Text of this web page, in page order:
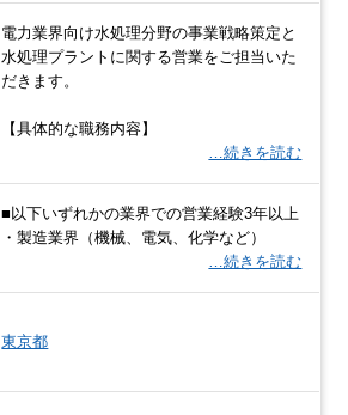
電力業界向け水処理分野の事業戦略策定と
水処理プラントに関する営業をご担当いた
だきます。
【具体的な職務内容】
…続きを読む
■以下いずれかの業界での営業経験3年以上
・製造業界（機械、電気、化学など）
…続きを読む
東京都